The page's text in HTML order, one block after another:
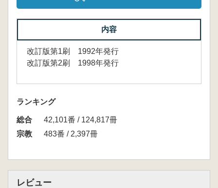
内容
改訂版第1刷 1992年発行
改訂版第2刷 1998年発行
ランキング
総合
42,101番 / 124,817冊
宗教
483番 / 2,397冊
レビュー